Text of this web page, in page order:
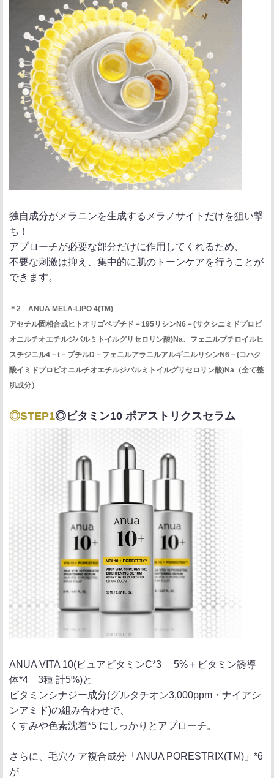
独自成分がメラニンを生成するメラノサイトだけを狙い撃
ち！
アプローチが必要な部分だけに作用してくれるため、
不要な刺激は抑え、集中的に肌のトーンケアを行うことが
できます。
＊2 ANUA MELA-LIPO 4(TM)
アセチル固相合成ヒトオリゴペプチド－195リシンN6－(サクシニミドプロピ
オニルチオエチルジパルミトイルグリセロリン酸)Na、フェニルブチロイルヒ
スチジニル4－t－ブチルD－フェニルアラニルアルギニルリシンN6－(コハク
酸イミドプロピオニルチオエチルジパルミトイルグリセロリン酸)Na（全て整
肌成分）
◎STEP1◎ビタミン10 ポアストリクスセラム
ANUA VITA 10(ピュアビタミンC*3 5%＋ビタミン誘導
体*4 3種 計5%)と
ビタミンシナジー成分(グルタチオン3,000ppm・ナイアシ
ンアミド)の組み合わせで、
くすみや色素沈着*5 にしっかりとアプローチ。
さらに、毛穴ケア複合成分「ANUA PORESTRIX(TM)」*6
が